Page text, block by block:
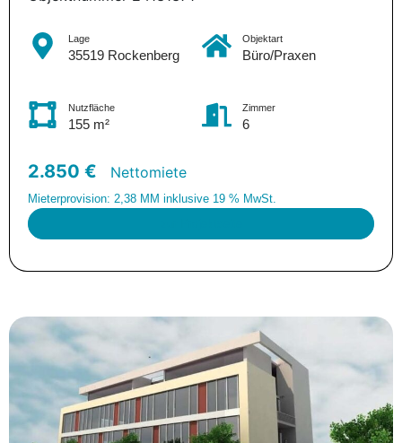
Lage
35519 Rockenberg
Objektart
Büro/Praxen
Nutzfläche
155 m²
Zimmer
6
2.850 € Nettomiete
Mieterprovision: 2,38 MM inklusive 19 % MwSt.